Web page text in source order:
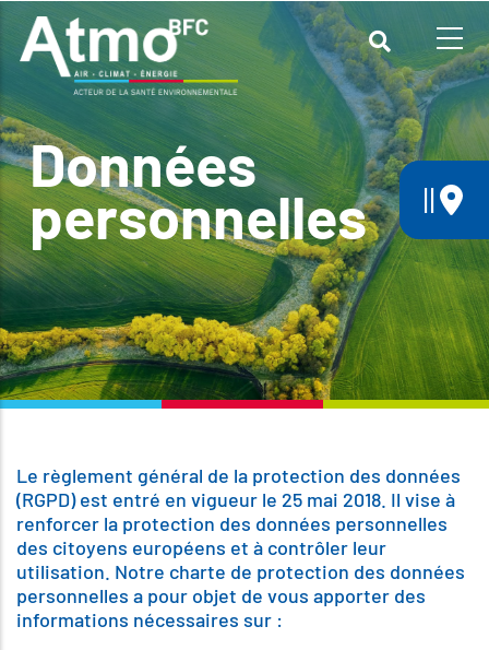
Aller
contenu
principal
Données
personnelles ||
Le règlement général de la protection des données
(RGPD) est entré en vigueur le 25 mai 2018. Il vise à
renforcer la protection des données personnelles
des citoyens européens et à contrôler leur
utilisation. Notre charte de protection des données
personnelles a pour objet de vous apporter des
informations nécessaires sur :